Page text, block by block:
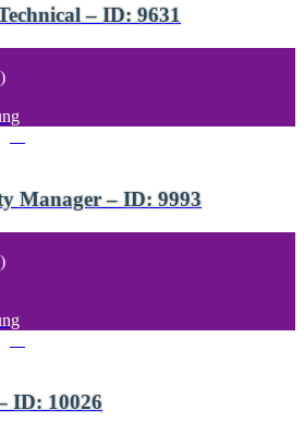
– ID: 9631
Manager – ID: 9993
ID: 10026